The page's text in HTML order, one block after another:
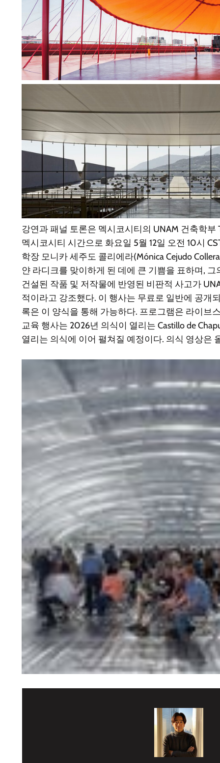
강연과 패널 토론은 멕시코시티의 UNAM 건축학부
멕시코시티 시간으로 화요일 5월 12일 오전 10시
학장 모니카 세주도 콜리에라(Mónica Cejudo
얀 라디크를 맞이하게 된 데에 큰 기쁨을 표하며,
건설된 작품 및 저작물에 반영된 비판적 사고가
적이라고 강조했다. 이 행사는 무료로 일반에 공개
록은 이 양식을 통해 가능하다. 프로그램은 라이브
교육 행사는 2026년 의식이 열리는 Castillo de
열리는 의식에 이어 펼쳐질 예정이다. 의식 영상은